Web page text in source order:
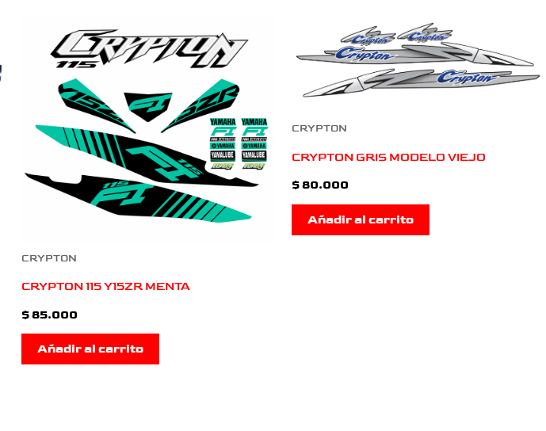
CRYPTON
CRYPTON 115 Y15ZR MENTA
$85.000
Añadir al carrito
CRYPTON
CRYPTON GRIS MODELO VIEJO
$80.000
Añadir al carrito